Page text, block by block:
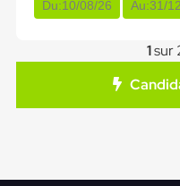
Du:10/08/26 Au:31/
1sur